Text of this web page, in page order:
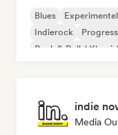
Blues
Indierock
Rock & Roll /
indie
Media